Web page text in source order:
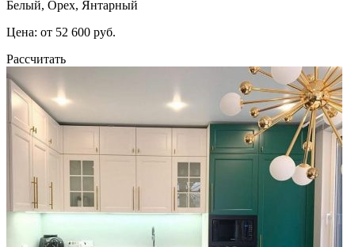
Белый, Орех, Янтарный
Цена: от 52 600 руб.
Рассчитать